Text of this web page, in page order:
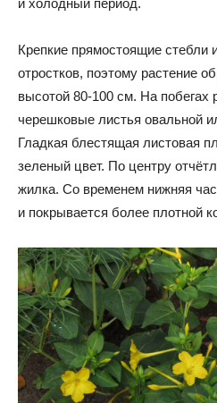
и холодный период.
Крепкие прямостоящие
отростков, поэтому растение
высотой 80-100 см. На побегах
черешковые листья овальной
Гладкая блестящая листовая
зеленый цвет. По центру
жилка. Со временем нижняя
и покрывается более плотной